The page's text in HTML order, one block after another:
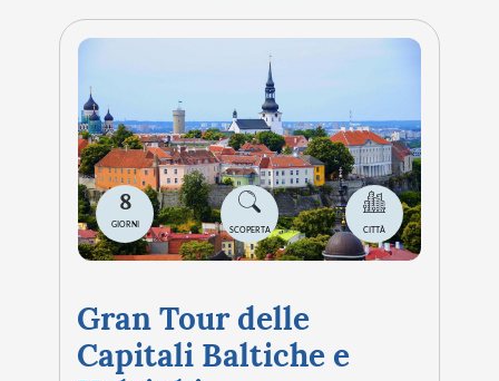
8
GIORNI
SCOPERTA CITTÀ
Gran Tour delle
Capitali Baltiche e